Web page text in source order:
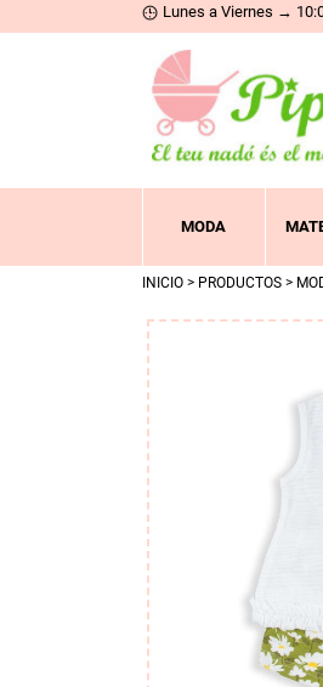
Lunes a Viernes →
MODA
INICIO > PRODUCTOS >